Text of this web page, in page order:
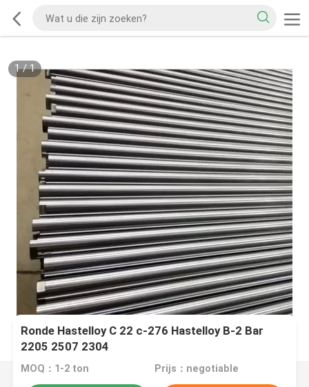
1/1
Ronde Hastelloy C 22 c-276 Hastelloy B-2 Bar
2205 2507 2304
MOQ：1-2 ton Prijs：negotiable